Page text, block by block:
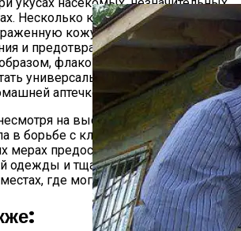
Несколько капель масла,
кожу, могут ускорить
и предотвратить развитие
флакончик эфирного масла
универсальным и необходимым
аптечке.
на высокую эффективность
в борьбе с клещами, необходимо
мерах предосторожности, таких как
одежды и тщательный осмотр тела
где могут обитать клещи